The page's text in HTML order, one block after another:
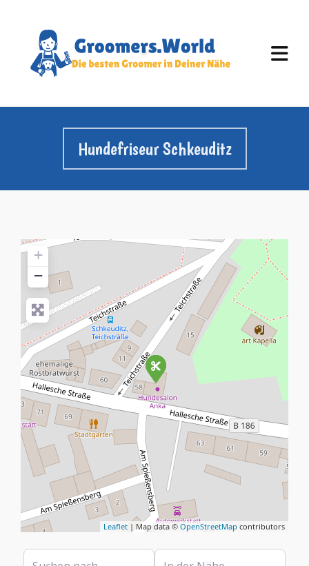
Hundefriseur Schkeuditz
+
−
Leaflet | Map data ©OpenStreetMap contributors
Suchen nach In der Nähe